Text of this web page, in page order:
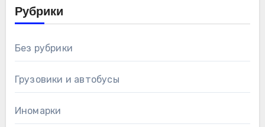
Рубрики
Без рубрики
Грузовики и автобусы
Иномарки